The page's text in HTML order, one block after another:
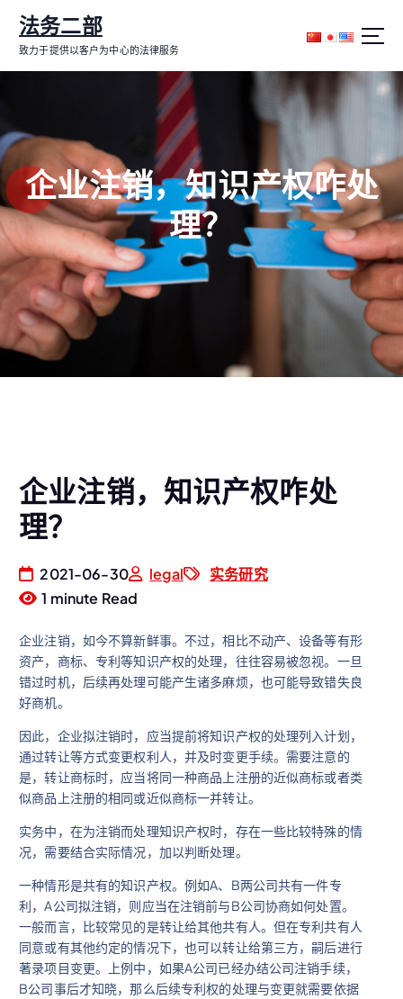
内
法务二部
致力于提供以客户为中心的法律服务
企业注销，知识产权咋处
理？
企业注销，知识产权咋处
理？
2021-06-30 legal
实务研究
1 minute Read
企业注销，如今不算新鲜事。不过，相比不动产、设备等有形
资产，商标、专利等知识产权的处理，往往容易被忽视。一旦
错过时机，后续再处理可能产生诸多麻烦，也可能导致错失良
好商机。
因此，企业拟注销时，应当提前将知识产权的处理列入计划，
通过转让等方式变更权利人，并及时变更手续。需要注意的
是，转让商标时，应当将同一种商品上注册的近似商标或者类
似商品上注册的相同或近似商标一并转让。
实务中，在为注销而处理知识产权时，存在一些比较特殊的情
况，需要结合实际情况，加以判断处理。
一种情形是共有的知识产权。例如A、B两公司共有一件专
利，A公司拟注销，则应当在注销前与B公司协商如何处置。
一般而言，比较常见的是转让给其他共有人。但在专利共有人
同意或有其他约定的情况下，也可以转让给第三方，嗣后进行
著录项目变更。上例中，如果A公司已经办结公司注销手续，
B公司事后才知晓，那么后续专利权的处理与变更就需要依据